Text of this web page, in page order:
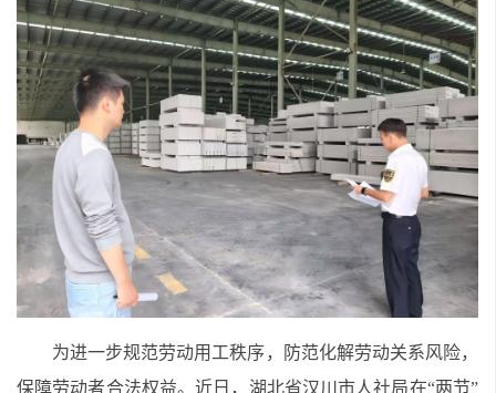
为进一步规范劳动用工秩序，防范化解劳动关系风险，
保障劳动者合法权益。近日，湖北省汉川市人社局在“两节”